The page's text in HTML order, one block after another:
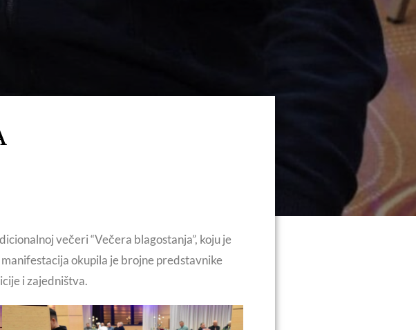
večeri “Večera blagostanja”, koju je
okupila je brojne predstavnike
i zajedništva.